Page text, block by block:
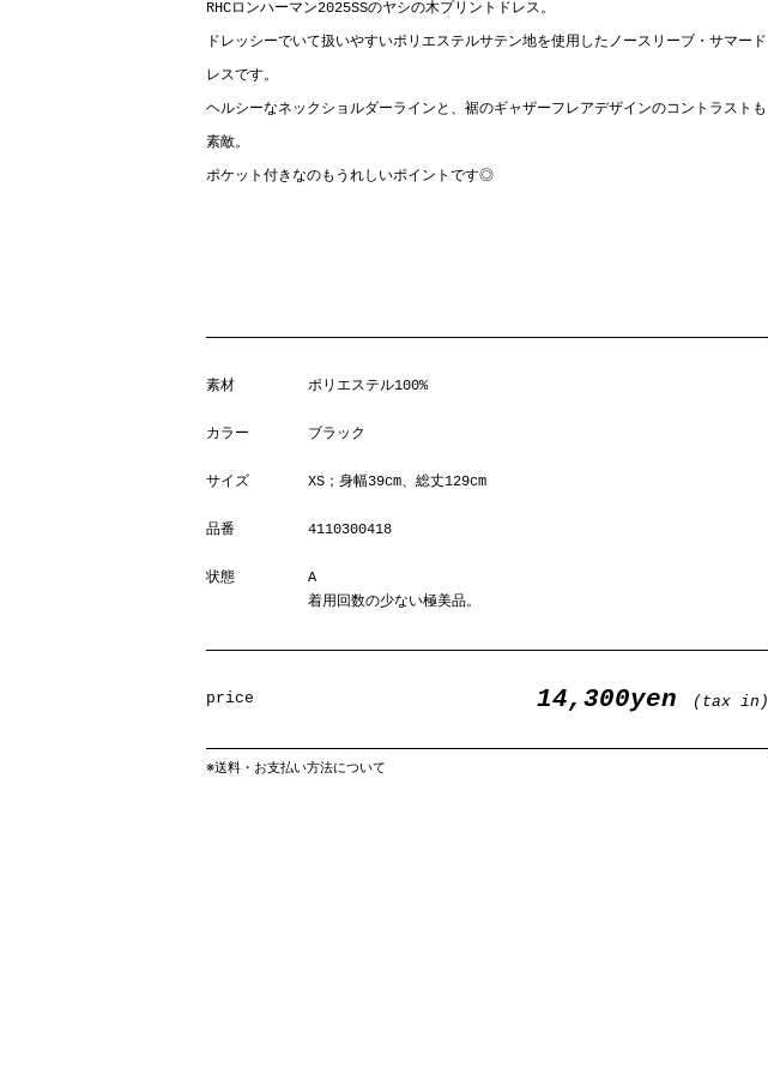
RHCロンハーマン2025SSのヤシの木プリントドレス。
ドレッシーでいて扱いやすいポリエステルサテン地を使用したノースリーブ・サマード
レスです。
ヘルシーなネックショルダーラインと、裾のギャザーフレアデザインのコントラストも
素敵。
ポケット付きなのもうれしいポイントです◎
素材 ポリエステル100%
カラー ブラック
サイズ XS；身幅39cm、総丈129cm
品番 4110300418
状態
A
着用回数の少ない極美品。
price 14,300yen (tax in)
※送料・お支払い方法について